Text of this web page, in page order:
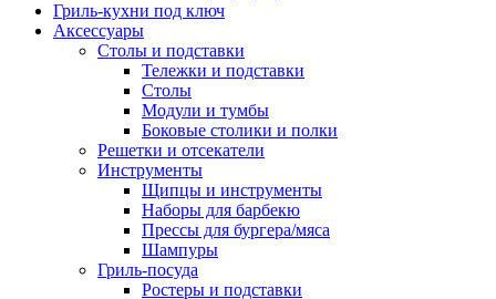
Гриль-кухни под ключ
Аксессуары
Столы и подставки
Тележки и подставки
Столы
Модули и тумбы
Боковые столики и полки
Решетки и отсекатели
Инструменты
Щипцы и инструменты
Наборы для барбекю
Прессы для бургера/мяса
Шампуры
Гриль-посуда
Ростеры и подставки